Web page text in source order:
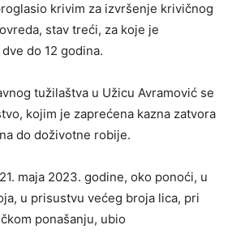
krivim za izvršenje krivičnog
stav treći, za koje je
do 12 godina.
tužilaštva u Užicu Avramović se
kojim je zaprećena kazna zatvora
do doživotne robije.
maja 2023. godine, oko ponoći, u
u prisustvu većeg broja lica, pri
ponašanju, ubio